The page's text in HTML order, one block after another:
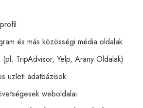
és más közösségi média oldalak
TripAdvisor, Yelp, Arany Oldalak)
üzleti adatbázisok
weboldalai